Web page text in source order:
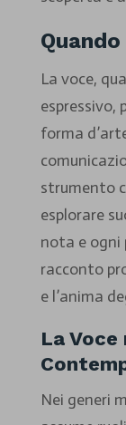
La voce,
espressivo,
forma
strumento
esplorare
nota e ogni
racconto
e l’anima
La Voce
Nei generi